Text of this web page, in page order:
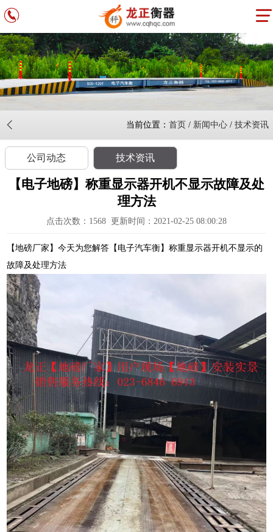
当前位置： 首页 / 新闻中心 / 技术资讯
公司动态 技术资讯
【电子地磅】称重显示器开机不显示故障及处
理方法
点击次数： 1568 更新时间：2021-02-25 08:00:28
【地磅厂家】今天为您解答【电子汽车衡】称重显示器开机不显示的
故障及处理方法